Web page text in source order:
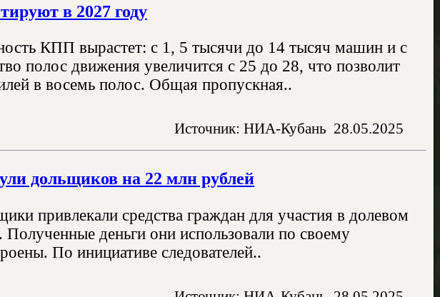
в 2027 году
КПП вырастет: с 1, 5 тысячи до 14 тысяч машин и с
полос движения увеличится с 25 до 28, что позволит
в восемь полос. Общая пропускная..
Источник: НИА-Кубань 28.05.2025
дольщиков на 22 млн рублей
привлекали средства граждан для участия в долевом
Полученные деньги они использовали по своему
По инициативе следователей..